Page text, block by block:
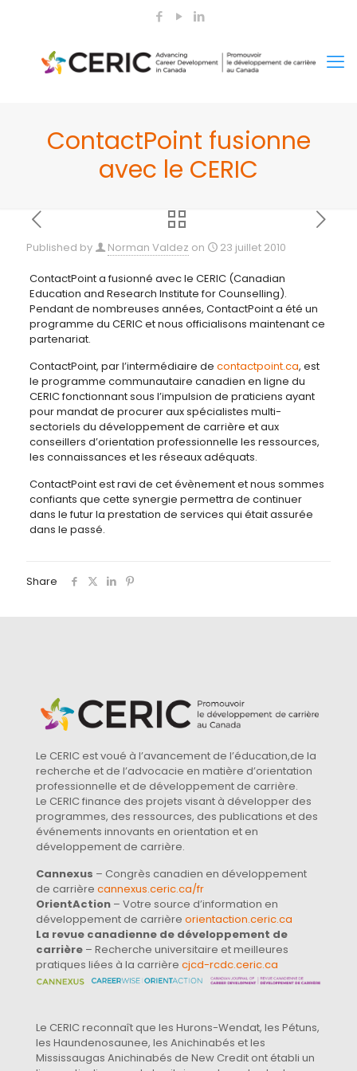
ContactPoint fusionne
avec le CERIC
Published by Norman Valdez on 23 juillet 2010
ContactPoint a fusionné avec le CERIC (Canadian
Education and Research Institute for Counselling).
Pendant de nombreuses années, ContactPoint a été un
programme du CERIC et nous officialisons maintenant ce
partenariat.
ContactPoint, par l’intermédiaire de contactpoint.ca, est
le programme communautaire canadien en ligne du
CERIC fonctionnant sous l’impulsion de praticiens ayant
pour mandat de procurer aux spécialistes multi-
sectoriels du développement de carrière et aux
conseillers d’orientation professionnelle les ressources,
les connaissances et les réseaux adéquats.
ContactPoint est ravi de cet évènement et nous sommes
confiants que cette synergie permettra de continuer
dans le futur la prestation de services qui était assurée
dans le passé.
Share
Le CERIC est voué à l’avancement de l’éducation,de la
recherche et de l’advocacie en matière d’orientation
professionnelle et de développement de carrière.
Le CERIC finance des projets visant à développer des
programmes, des ressources, des publications et des
événements innovants en orientation et en
développement de carrière.
Cannexus – Congrès canadien en développement
de carrière cannexus.ceric.ca/fr
OrientAction – Votre source d’information en
développement de carrière orientaction.ceric.ca
La revue canadienne de développement de
carrière – Recherche universitaire et meilleures
pratiques liées à la carrière cjcd-rcdc.ceric.ca
Le CERIC reconnaît que les Hurons-Wendat, les Pétuns,
les Haundenosaunee, les Anichinabés et les
Mississaugas Anichinabés de New Credit ont établi un